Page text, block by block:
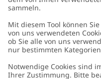
Kundenservice